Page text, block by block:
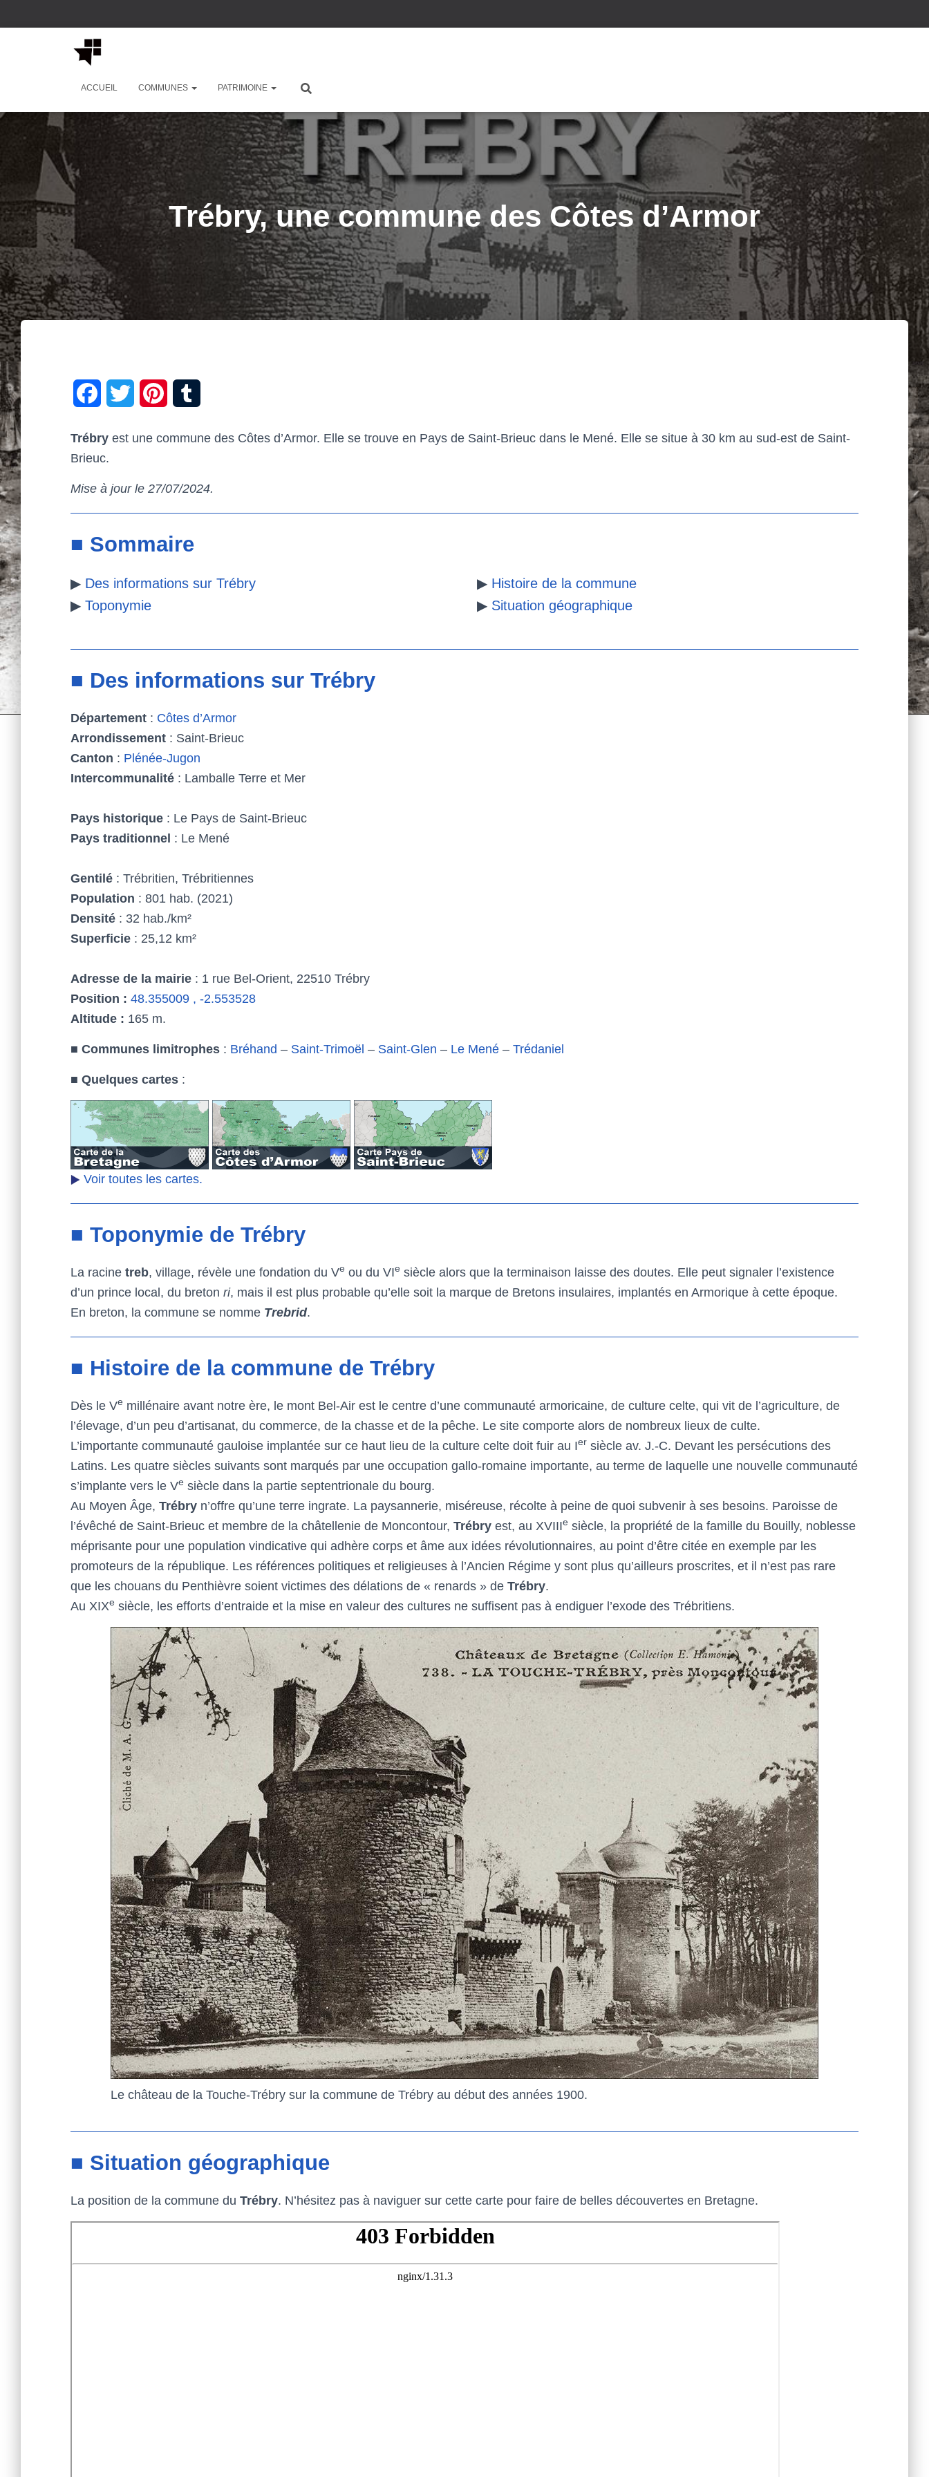
ACCUEIL COMMUNES PATRIMOINE
Trébry, une commune des Côtes d’Armor
c
k s
Trébry est une commune des Côtes d’Armor. Elle se trouve en Pays de Saint-Brieuc dans le Mené. Elle se situe à 30 km au sud-est de Saint-
Brieuc.
Mise à jour le 27/07/2024.
■ Sommaire
▶ Des informations sur Trébry
▶ Toponymie
▶ Histoire de la commune
▶ Situation géographique
■ Des informations sur Trébry
Département : Côtes d’Armor
Arrondissement : Saint-Brieuc
Canton : Plénée-Jugon
Intercommunalité : Lamballe Terre et Mer
Pays historique : Le Pays de Saint-Brieuc
Pays traditionnel : Le Mené
Gentilé : Trébritien, Trébritiennes
Population : 801 hab. (2021)
Densité : 32 hab./km²
Superficie : 25,12 km²
Adresse de la mairie : 1 rue Bel-Orient, 22510 Trébry
Position : 48.355009 , -2.553528
Altitude : 165 m.
■ Communes limitrophes : Bréhand – Saint-Trimoël – Saint-Glen – Le Mené – Trédaniel
■ Quelques cartes :
Voir toutes les cartes.
■ Toponymie de Trébry
La racine treb, village, révèle une fondation du Ve ou du VIe siècle alors que la terminaison laisse des doutes. Elle peut signaler l’existence
d’un prince local, du breton ri, mais il est plus probable qu’elle soit la marque de Bretons insulaires, implantés en Armorique à cette époque.
En breton, la commune se nomme Trebrid.
■ Histoire de la commune de Trébry
Dès le Ve millénaire avant notre ère, le mont Bel-Air est le centre d’une communauté armoricaine, de culture celte, qui vit de l’agriculture, de
l’élevage, d’un peu d’artisanat, du commerce, de la chasse et de la pêche. Le site comporte alors de nombreux lieux de culte.
L’importante communauté gauloise implantée sur ce haut lieu de la culture celte doit fuir au Ier siècle av. J.-C. Devant les persécutions des
Latins. Les quatre siècles suivants sont marqués par une occupation gallo-romaine importante, au terme de laquelle une nouvelle communauté
s’implante vers le Ve siècle dans la partie septentrionale du bourg.
Au Moyen Âge, Trébry n’offre qu’une terre ingrate. La paysannerie, miséreuse, récolte à peine de quoi subvenir à ses besoins. Paroisse de
l’évêché de Saint-Brieuc et membre de la châtellenie de Moncontour, Trébry est, au XVIIIe siècle, la propriété de la famille du Bouilly, noblesse
méprisante pour une population vindicative qui adhère corps et âme aux idées révolutionnaires, au point d’être citée en exemple par les
promoteurs de la république. Les références politiques et religieuses à l’Ancien Régime y sont plus qu’ailleurs proscrites, et il n’est pas rare
que les chouans du Penthièvre soient victimes des délations de « renards » de Trébry.
Au XIXe siècle, les efforts d’entraide et la mise en valeur des cultures ne suffisent pas à endiguer l’exode des Trébritiens.
Le château de la Touche-Trébry sur la commune de Trébry au début des années 1900.
■ Situation géographique
La position de la commune du Trébry. N’hésitez pas à naviguer sur cette carte pour faire de belles découvertes en Bretagne.